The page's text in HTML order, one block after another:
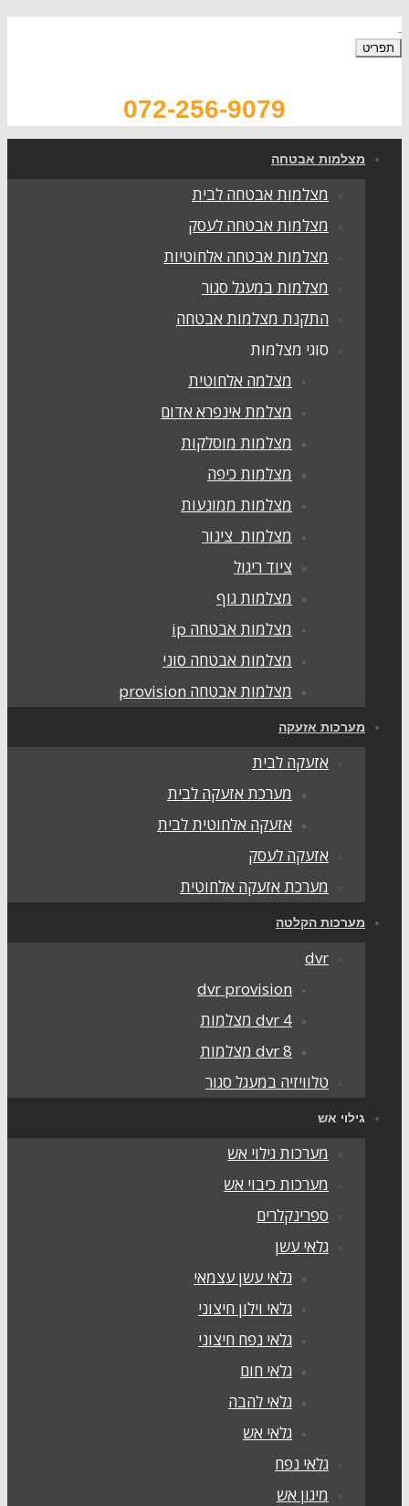
תפריט
072-256-9079
מצלמות אבטחה
מצלמות אבטחה לבית
מצלמות אבטחה לעסק
מצלמות אבטחה אלחוטיות
מצלמות במעגל סגור
התקנת מצלמות אבטחה
סוגי מצלמות
מצלמה אלחוטית
מצלמת אינפרא אדום
מצלמות מוסלקות
מצלמות כיפה
מצלמות ממונעות
מצלמות צינור
ציוד ריגול
מצלמות גוף
מצלמות אבטחה ip
מצלמות אבטחה סוני
מצלמות אבטחה provision
מערכות אזעקה
אזעקה לבית
מערכת אזעקה לבית
אזעקה אלחוטית לבית
אזעקה לעסק
מערכת אזעקה אלחוטית
מערכות הקלטה
dvr
dvr provision
dvr 4 מצלמות
dvr 8 מצלמות
טלוויזיה במעגל סגור
גילוי אש
מערכות גילוי אש
מערכות כיבוי אש
ספרינקלרים
גלאי עשן
גלאי עשן עצמאי
גלאי וילון חיצוני
גלאי נפח חיצוני
גלאי חום
גלאי להבה
גלאי אש
גלאי נפח
מיגון אש